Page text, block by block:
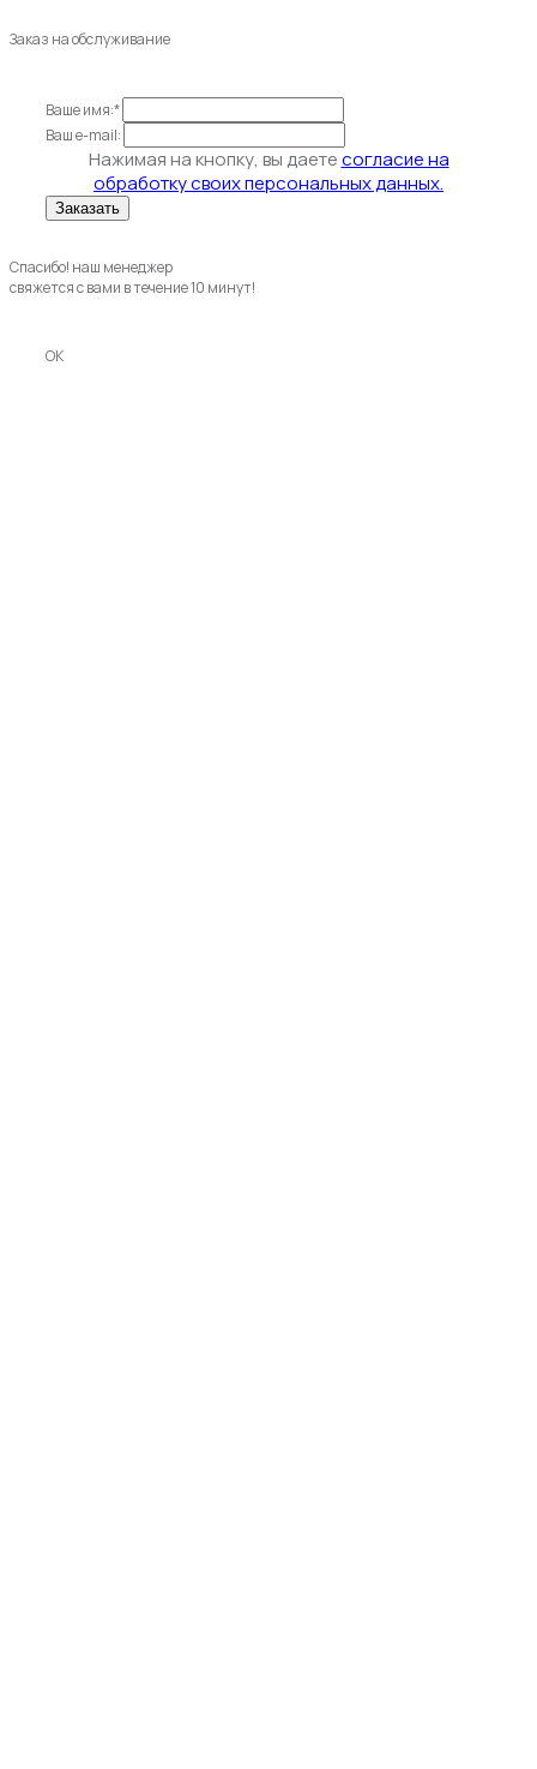
Заказ на обслуживание
Ваше имя:*
Ваш e-mail:
Нажимая на кнопку, вы даетесогласие на
обработку своих персональных данных.
Спасибо! наш менеджер
свяжется с вами в течение 10 минут!
OK